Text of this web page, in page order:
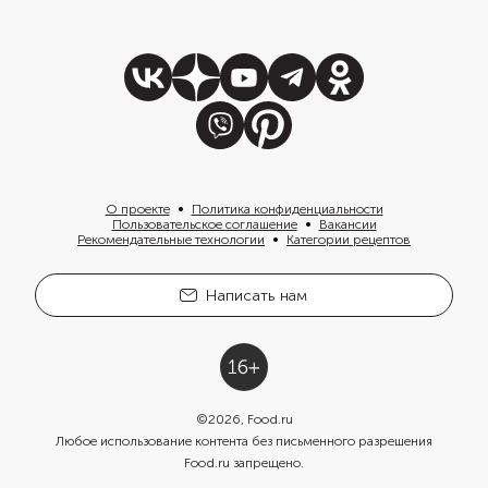
О проекте
Политика конфиденциальности
Пользовательское соглашение
Вакансии
Рекомендательные технологии
Категории рецептов
Написать нам
©2026, Food.ru
Любое использование контента без письменного разрешения
Food.ru запрещено.